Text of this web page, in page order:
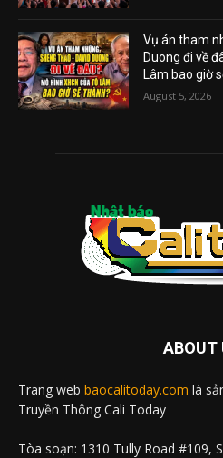
Vụ án tham
Duong đi về
Lâm bao giờ
August 5, 2026
ABOUT
Trang web baocalitoday.com là
Truyền Thông Cali Today
Tòa soạn: 1310 Tully Road #109,